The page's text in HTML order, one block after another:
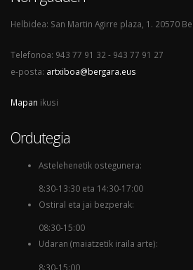
Helbidea: San Martin Agirre plaza, 1. 20570
Telefonoa: 943 77 91 32 - 943 77 91 27
e-posta: artxiboa@bergara.eus
Mapan ikusi
Ordutegia
Astelehenetik ostegunera:
8:30-13:30 eta 14:30-17:00
Ostiral eta jai bezperak:
08:30-15:00
Udaran (maiatzetik iraila arte):
8:30-15:00